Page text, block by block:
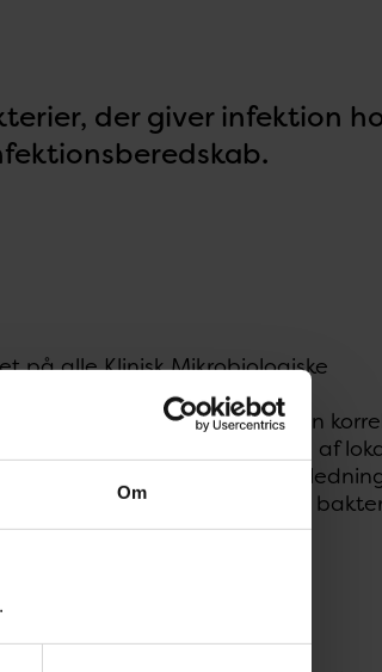
Om
der giver infektion
på alle Klinisk Mikrobiologiske
undersøgt for
til at vælge og målrette den
indgår også i overvågningen af
kliniske anbefalinger og
udbrud med resistente
automatisk i den danske
hvorfra de går videre til